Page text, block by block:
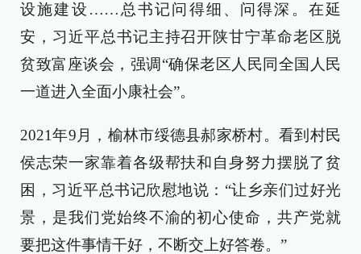
设施建设……总书记问得细、问得深。在延
安，习近平总书记主持召开陕甘宁革命老区脱
贫致富座谈会，强调“确保老区人民同全国人民
一道进入全面小康社会”。
2021年9月，榆林市绥德县郝家桥村。看到村民
侯志荣一家靠着各级帮扶和自身努力摆脱了贫
困，习近平总书记欣慰地说：“让乡亲们过好光
景，是我们党始终不渝的初心使命，共产党就
要把这件事情干好，不断交上好答卷。”